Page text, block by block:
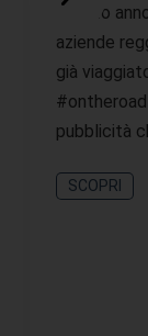
questo
aziende
già
pubblicità
SCOPRI